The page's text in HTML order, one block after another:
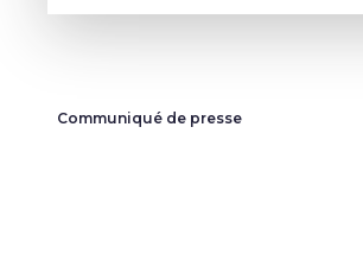
logement social. Mais depuis le
Communiqué de presse